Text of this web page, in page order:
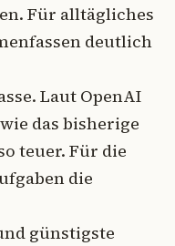
Für alltägliches
deutlich
Laut OpenAI
das bisherige
teuer. Für die
die
günstigste